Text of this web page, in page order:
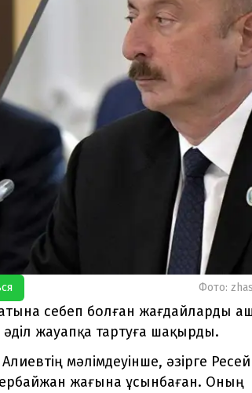
Фото:
себеп болған жағдайларды
жауапқа тартуға шақырды.
мәлімдеуінше, әзірге Ресей
жағына ұсынбаған. Оның